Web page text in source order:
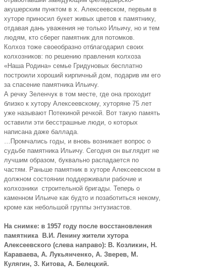
акушерским пунктом в х. Алексеевском, первым в
хуторе приносил букет живых цветов к памятнику,
отдавая дань уважения не только Ильичу, но и тем
людям, кто сберег памятник для потомков.
Колхоз тоже своеобразно отблагодарил своих
колхозников: по решению правления колхоза
«Наша Родина» семье Гридуновых бесплатно
построили хороший кирпичный дом, подарив им его
за спасение памятника Ильичу.
А речку Зеленчук в том месте, где она проходит
близко к хутору Алексеевскому, хуторяне 75 лет
уже называют Потекиной речкой. Вот такую память
оставили эти бесстрашные люди, о которых
написана даже баллада.
…Промчались годы, и вновь возникает вопрос о
судьбе памятника Ильичу. Сегодня он выглядит не
лучшим образом, буквально распадается по
частям. Раньше памятник в хуторе Алексеевском в
должном состоянии поддерживали рабочие и
колхозники строительной бригады. Теперь о
каменном Ильиче как будто и позаботиться некому,
кроме как небольшой группы энтузиастов.
На снимке: в 1957 году после восстановления
памятника В.И. Ленину жители хутора
Алексеевского (слева направо): В. Козликин, Н.
Караваева, А. Лукьянченко, А. Зверев, М.
Кулягин, З. Китова, А. Белецкий.